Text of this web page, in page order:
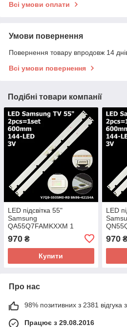
Всі умови оплати
Умови повернення
Повернення товару впродовж 14
Всі умови повернення
Подібні товари компанії
LED підсвітка 55"
Samsung
QA55Q7FAMKXXM 1
970 ₴
Купити
LED
970
Про нас
98% позитивних з 2381 відгука
Працює з 29.08.2016